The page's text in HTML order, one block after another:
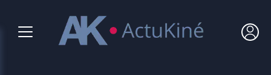
contenu